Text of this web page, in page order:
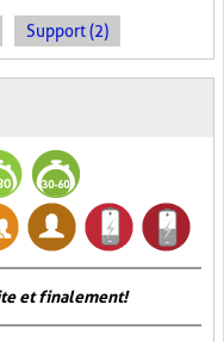
Support (2)
et finalement!